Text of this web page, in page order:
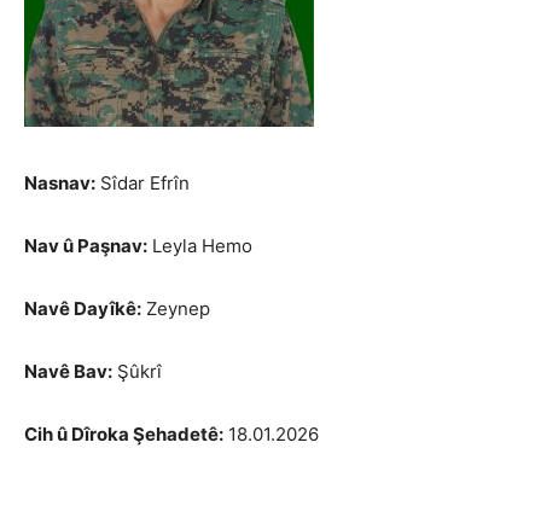
Nasnav: Sîdar Efrîn
Nav û Paşnav: Leyla Hemo
Navê Dayîkê: Zeynep
Navê Bav: Şûkrî
Cih û Dîroka Şehadetê: 18.01.2026